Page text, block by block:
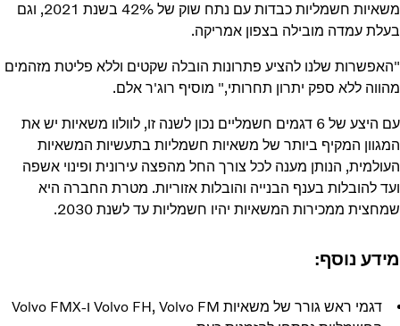
משאיות חשמליות כבדות עם נתח שוק של 42% בשנת 2021, וגם
בעלת עמדה מובילה בצפון אמריקה.
"האפשרות שלנו להציע פתרונות הובלה שקטים וללא פליטת מזהמים
מהווה ללא ספק יתרון תחרותי," מוסיף רוג'ר אלם.
עם היצע של 6 דגמים חשמליים נכון לשנה זו, לוולוו משאיות יש את
המגוון המקיף ביותר של משאיות חשמליות בתעשיות המשאיות
העולמית, הנותן מענה לכל צורך החל מהפצה עירונית ופינוי אשפה
ועד להובלות בענף הבנייה והובלות אזוריות. מטרת החברה היא
שמחצית ממכירות המשאיות יהיו חשמליות עד לשנת 2030.
מידע נוסף:
דגמי ראש גורר של משאיות Volvo FH, Volvo FM ו-Volvo FMX